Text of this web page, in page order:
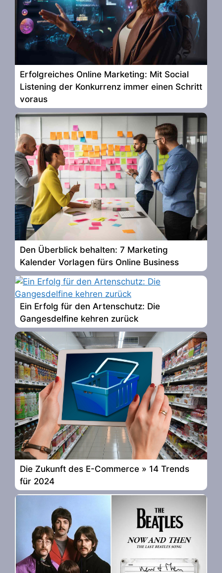
Erfolgreiches Online Marketing: Mit Social
Listening der Konkurrenz immer einen Schritt
voraus
Den Überblick behalten: 7 Marketing
Kalender Vorlagen fürs Online Business
Ein Erfolg für den Artenschutz: Die
Gangesdelfine kehren zurück
Die Zukunft des E-Commerce » 14 Trends
für 2024